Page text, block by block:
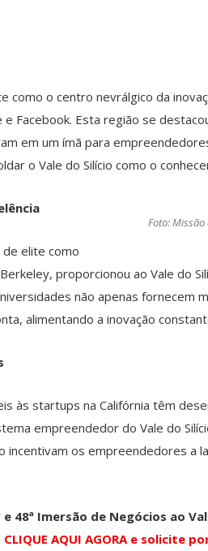
como o centro nevrálgico da
Facebook. Esta região se
em um ímã para
o Vale do Silício como o
Foto: Missão
elite como
proporcionou ao Vale do
não apenas fornecem
alimentando a inovação
às startups na Califórnia têm
empreendedor do Vale do
incentivam os empreendedores a
48ª Imersão de Negócios ao
CLIQUE AQUI AGORA e solicite